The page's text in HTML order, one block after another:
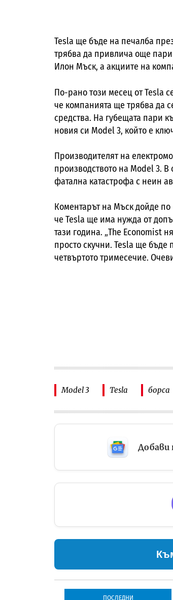
Tesla ще бъде на печалба
трябва да привлича още пари
Илон Мъск, а акциите на
По-рано този месец от Tesla
че компанията ще трябва да
средства. На губещата пари
новия си Model 3, който е
Производителят на
производството на Model 3.
фатална катастрофа с неин
Коментарът на Мъск дойде по
че Tesla ще има нужда от
тази година. „The Economist
просто скучни. Tesla ще бъде
четвъртото тримесечие.
Model 3 Tesla борса
Добави
ПОСЛЕДНИ